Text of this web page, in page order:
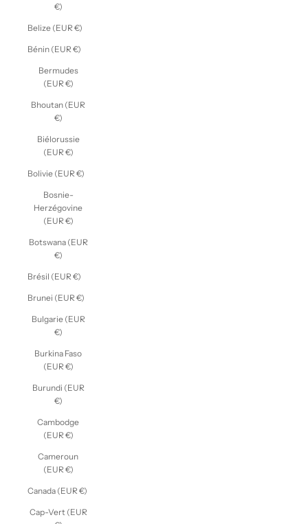
€)
Belize (EUR €)
Bénin (EUR €)
Bermudes
(EUR €)
Bhoutan (EUR
€)
Biélorussie
(EUR €)
Bolivie (EUR €)
Bosnie-
Herzégovine
(EUR €)
Botswana (EUR
€)
Brésil (EUR €)
Brunei (EUR €)
Bulgarie (EUR
€)
Burkina Faso
(EUR €)
Burundi (EUR
€)
Cambodge
(EUR €)
Cameroun
(EUR €)
Canada (EUR €)
Cap-Vert (EUR